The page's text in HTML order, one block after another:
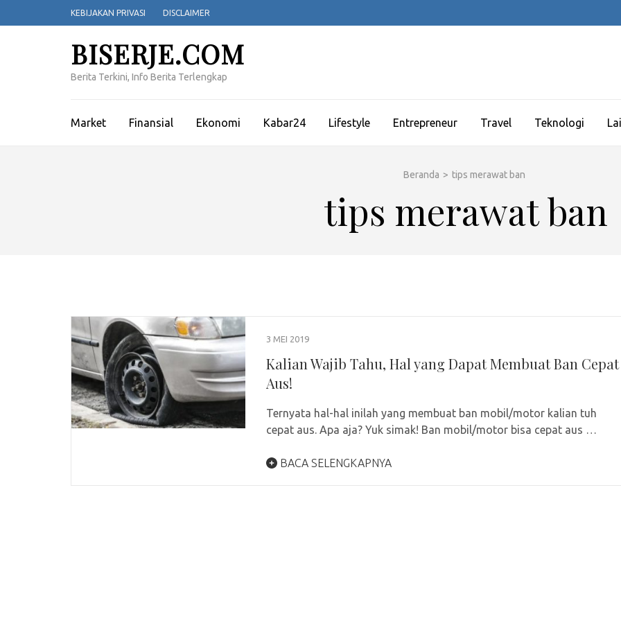
ke
KEBIJAKAN PRIVASI DISCLAIMER
BISERJE.COM
Berita Terkini, Info Berita Terlengkap
Market Finansial Ekonomi Kabar24 Lifestyle Entrepreneur Travel Teknologi
Beranda > tips merawat ban
tips merawat ban
3 MEI 2019
Kalian Wajib Tahu, Hal yang Dapat Membuat Ban Cepat
Aus!
Ternyata hal-hal inilah yang membuat ban mobil/motor kalian tuh
cepat aus. Apa aja? Yuk simak! Ban mobil/motor bisa cepat aus …
BACA SELENGKAPNYA